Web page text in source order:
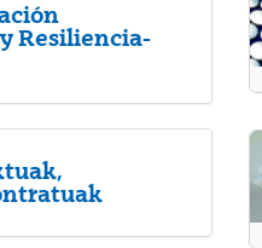
Resiliencia-